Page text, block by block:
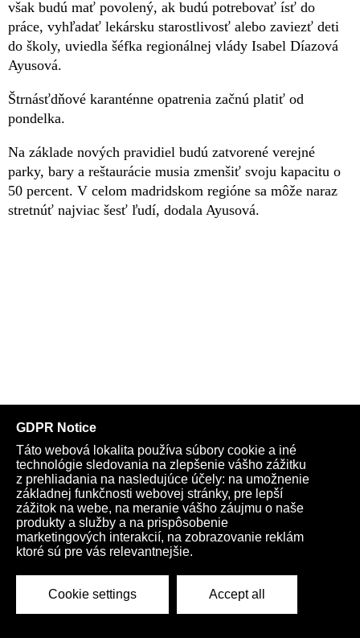
však budú mať povolený, ak budú potrebovať ísť do
práce, vyhľadať lekársku starostlivosť alebo zaviezť deti
do školy, uviedla šéfka regionálnej vlády Isabel Díazová
Ayusová.
Štrnásťdňové karanténne opatrenia začnú platiť od
pondelka.
Na základe nových pravidiel budú zatvorené verejné
parky, bary a reštaurácie musia zmenšiť svoju kapacitu o
50 percent. V celom madridskom regióne sa môže naraz
stretnúť najviac šesť ľudí, dodala Ayusová.